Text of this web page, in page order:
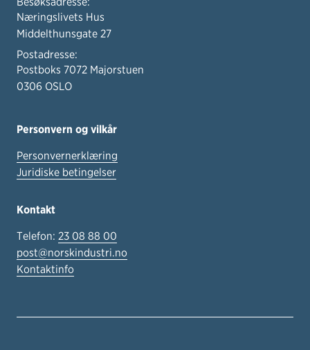
Næringslivets Hus
Middelthunsgate 27
Postadresse:
Postboks 7072 Majorstuen
0306 OSLO
Personvern og vilkår
Personvernerklæring
Juridiske betingelser
Kontakt
Telefon: 23 08 88 00
post@norskindustri.no
Kontaktinfo